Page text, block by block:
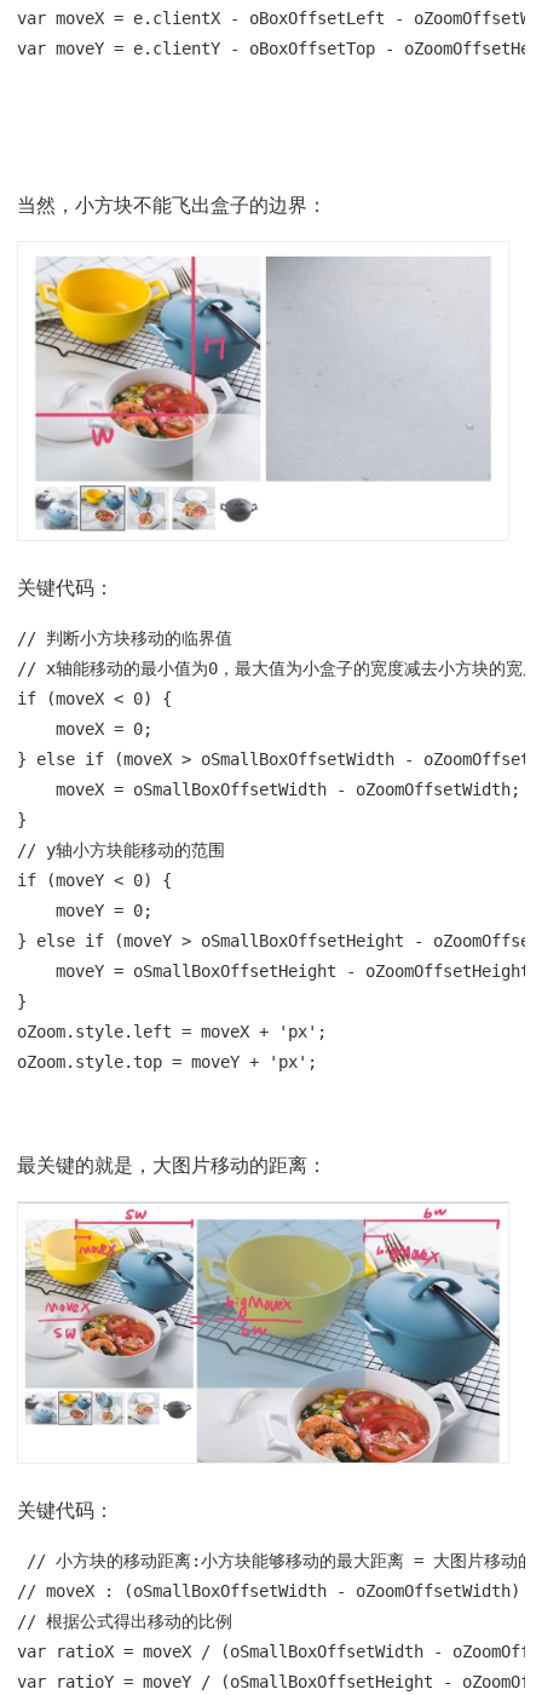
var moveX = e.clientX - oBoxOffsetLeft -
var moveY = e.clientY - oBoxOffsetTop -
当然，小方块不能飞出盒子的边界：
关键代码：
// 判断小方块移动的临界值
// x轴能移动的最小值为0，最大值为小盒子的宽度减去小方块的宽度
if (moveX < 0) {
moveX = 0;
} else if (moveX > oSmallBoxOffsetWidth -
moveX = oSmallBoxOffsetWidth - oZoomOffsetWidth;
}
// y轴小方块能移动的范围
if (moveY < 0) {
moveY = 0;
} else if (moveY > oSmallBoxOffsetHeight -
moveY = oSmallBoxOffsetHeight - oZoomOffsetHeight;
}
oZoom.style.left = moveX + 'px';
oZoom.style.top = moveY + 'px';
最关键的就是，大图片移动的距离：
关键代码：
// 小方块的移动距离:小方块能够移动的最大距离 = 大图片移动的
// moveX : (oSmallBoxOffsetWidth - oZoomOffsetWidth)
// 根据公式得出移动的比例
var ratioX = moveX / (oSmallBoxOffsetWidth -
var ratioY = moveY / (oSmallBoxOffsetHeight -